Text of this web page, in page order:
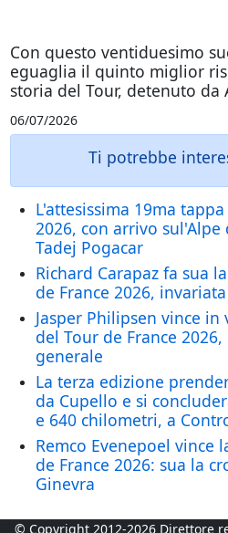
Con questo ventiduesimo
eguaglia il quinto miglior
storia del Tour, detenuto da
06/07/2026
Ti potrebbe
L'attesissima 19ma
2026, con arrivo sul'Alpe
Tadej Pogacar
Richard Carapaz fa sua
de France 2026,
Jasper Philipsen vince
del Tour de France
generale
La terza edizione
da Cupello e si
e 640 chilometri, a
Remco Evenepoel vince
de France 2026: sua la
Ginevra
© Copyright 2012-2026 Direttore